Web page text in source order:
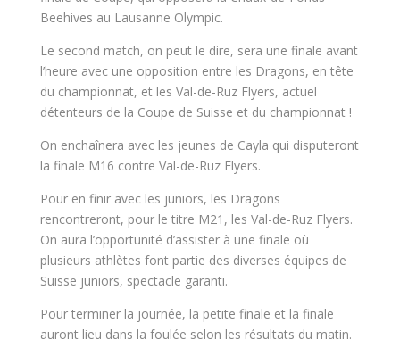
Beehives au Lausanne Olympic.
Le second match, on peut le dire, sera une finale avant
l’heure avec une opposition entre les Dragons, en tête
du championnat, et les Val-de-Ruz Flyers, actuel
détenteurs de la Coupe de Suisse et du championnat !
On enchaînera avec les jeunes de Cayla qui disputeront
la finale M16 contre Val-de-Ruz Flyers.
Pour en finir avec les juniors, les Dragons
rencontreront, pour le titre M21, les Val-de-Ruz Flyers.
On aura l’opportunité d’assister à une finale où
plusieurs athlètes font partie des diverses équipes de
Suisse juniors, spectacle garanti.
Pour terminer la journée, la petite finale et la finale
auront lieu dans la foulée selon les résultats du matin.